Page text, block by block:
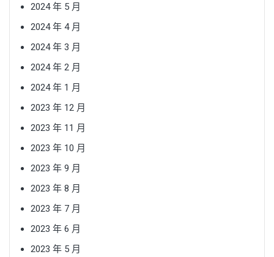
2024 年 5 月
2024 年 4 月
2024 年 3 月
2024 年 2 月
2024 年 1 月
2023 年 12 月
2023 年 11 月
2023 年 10 月
2023 年 9 月
2023 年 8 月
2023 年 7 月
2023 年 6 月
2023 年 5 月